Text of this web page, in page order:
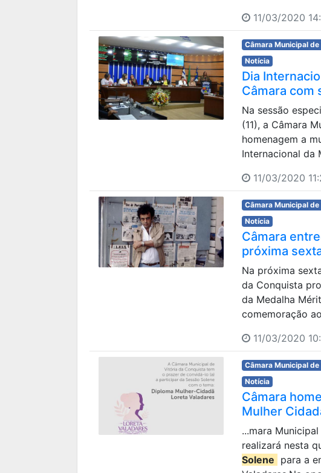
11/03/2020
Câmara Municipal
Notícia
Dia
Câmara com
Na sessão
(11), a Câmara
homenagem a
Internacional da
11/03/2020
Câmara Municipal
Notícia
Câmara
próxima
Na próxima
da Conquista
da Medalha
comemoração
11/03/2020
Câmara Municipal
Notícia
Câmara
Mulher
...mara
realizará nesta
Solene para a